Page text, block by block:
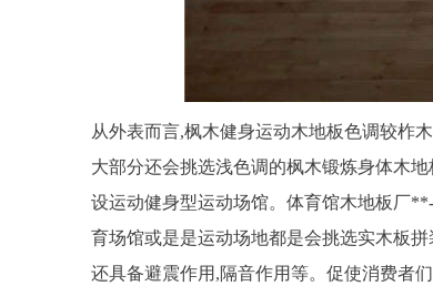
从外表而言,枫木健身运动木地板色调较柞
大部分还会挑选浅色调的枫木锻炼身体木
设运动健身型运动场馆。体育馆木地板厂
育场馆或是是运动场地都是会挑选实木板
还具备避震作用,隔音作用等。促使消费者